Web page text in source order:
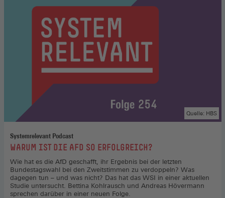
Systemrelevant Podcast
:WARUM IST DIE AFD SO ERFOLGREICH?
Quelle: HBS
Wie hat es die AfD geschafft, ihr Ergebnis bei der letzten
Bundestagswahl bei den Zweitstimmen zu verdoppeln? Was
dagegen tun – und was nicht? Das hat das WSI in einer aktuellen
Studie untersucht. Bettina Kohlrausch und Andreas Hövermann
sprechen darüber in einer neuen Folge.